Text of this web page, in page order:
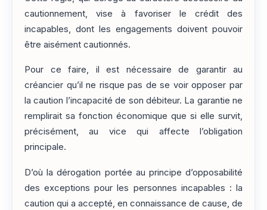
cautionnement, vise à favoriser le crédit des
incapables, dont les engagements doivent pouvoir
être aisément cautionnés.
Pour ce faire, il est nécessaire de garantir au
créancier qu’il ne risque pas de se voir opposer par
la caution l’incapacité de son débiteur. La garantie ne
remplirait sa fonction économique que si elle survit,
précisément, au vice qui affecte l’obligation
principale.
D’où la dérogation portée au principe d’opposabilité
des exceptions pour les personnes incapables : la
caution qui a accepté, en connaissance de cause, de